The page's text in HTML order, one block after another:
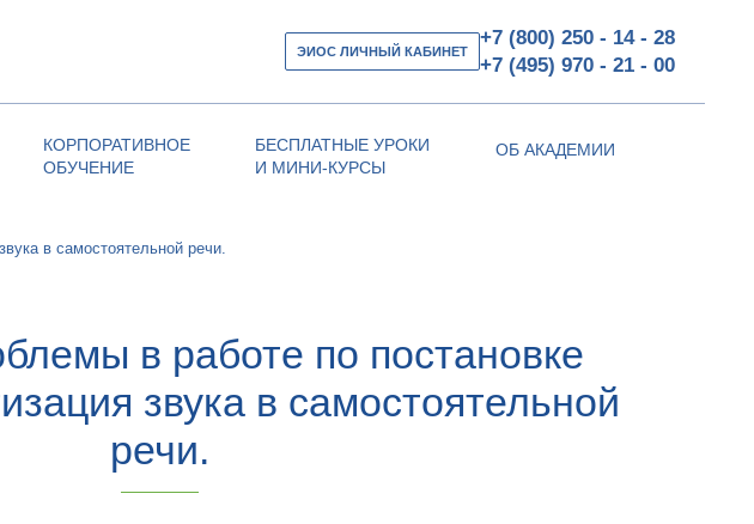
ЭИОС ЛИЧНЫЙ КАБИНЕТ
+7 (800) 250 - 14 - 28
+7 (495) 970 - 21 - 00
КОРПОРАТИВНОЕ
ОБУЧЕНИЕ
БЕСПЛАТНЫЕ УРОКИ
И МИНИ-КУРСЫ
ОБ АКАДЕМИИ
в самостоятельной речи.
в работе по постановке
звука в самостоятельной
речи.